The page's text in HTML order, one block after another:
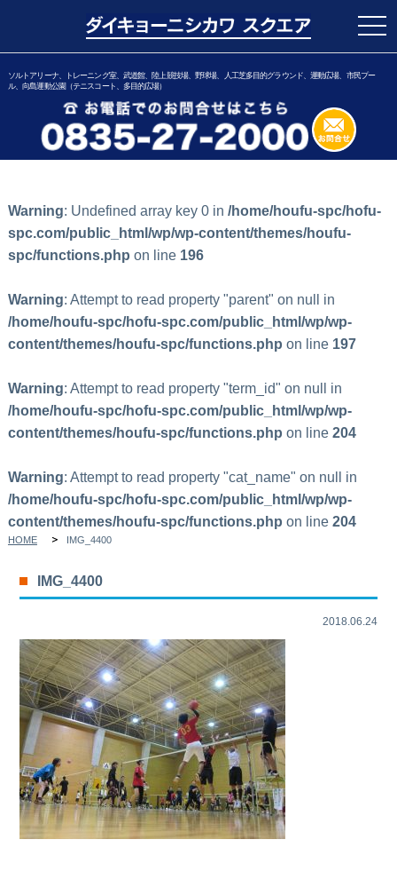
ソルトアリーナ、トレーニング室、武道館、陸上競技場、野球場、人工芝多目的グラウンド、運動広場、市民プー
ル、向島運動公園（テニスコート、多目的広場）
Warning: Undefined array key 0 in /home/houfu-spc/hofu-
spc.com/public_html/wp/wp-content/themes/houfu-
spc/functions.php on line 196
Warning: Attempt to read property "parent" on null in
/home/houfu-spc/hofu-spc.com/public_html/wp/wp-
content/themes/houfu-spc/functions.php on line 197
Warning: Attempt to read property "term_id" on null in
/home/houfu-spc/hofu-spc.com/public_html/wp/wp-
content/themes/houfu-spc/functions.php on line 204
Warning: Attempt to read property "cat_name" on null in
/home/houfu-spc/hofu-spc.com/public_html/wp/wp-
content/themes/houfu-spc/functions.php on line 204
HOME IMG_4400
IMG_4400
2018.06.24